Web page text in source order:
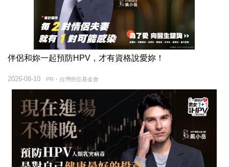
伴侶和妳一起預防HPV，才有資格說愛妳！
PR・台灣癌症基金會
2026-08-10